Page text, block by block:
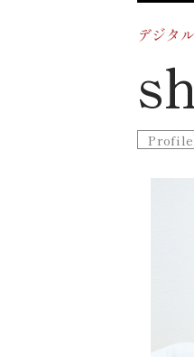
デジタ
Profile